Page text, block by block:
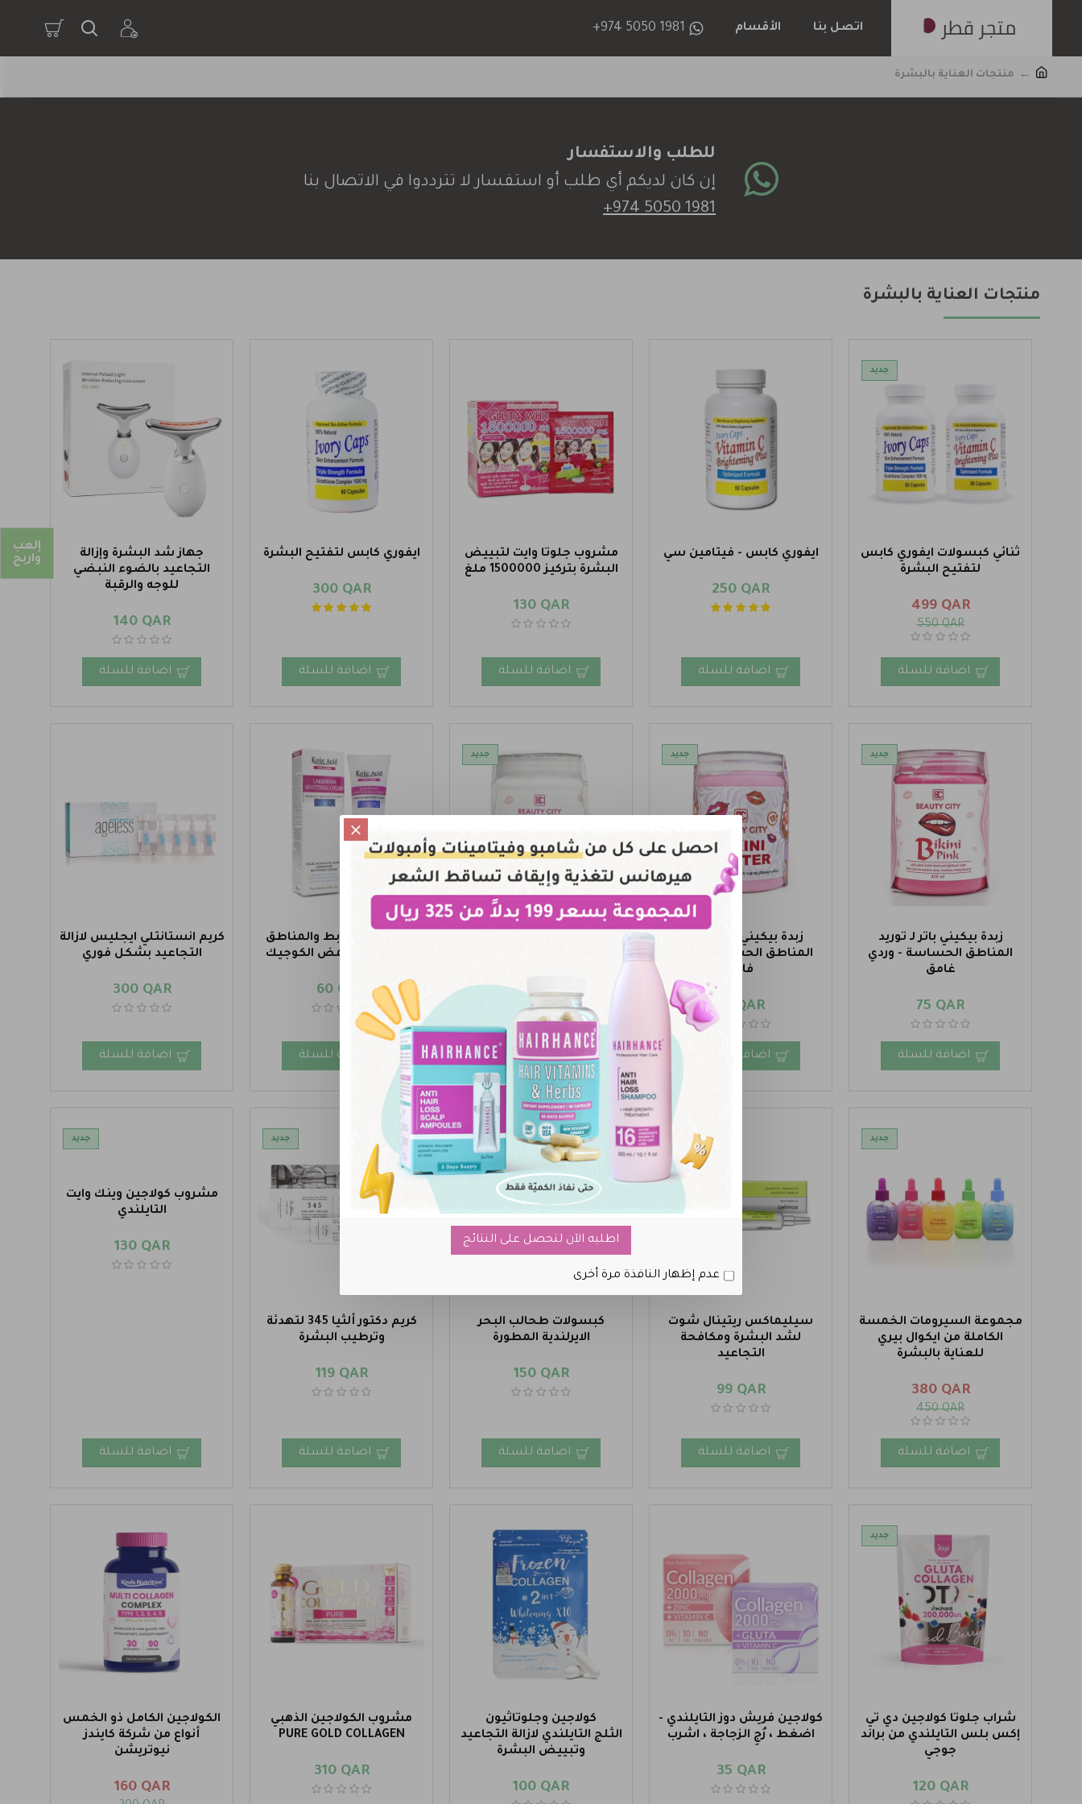
اطلبه الآن لتحصل على النتائج
عدم إظهار النافذة مرة أخرى
اتصل بنا الأقسام +974 5050 1981
منتجات العناية بالبشرة
للطلب والاستفسار
إن كان لديكم أي طلب أو استفسار لا تترددوا في الاتصال بنا
+974 5050 1981
منتجات العناية بالبشرة
جديد
ثنائي كبسولات ايفوري كابس
لتفتيح البشرة
499 QAR
550 QAR
اضافة للسلة
ايفوري كابس - فيتامين سي
250 QAR
اضافة للسلة
مشروب جلوتا وايت لتبييض
البشرة بتركيز 1500000 ملغ
130 QAR
اضافة للسلة
ايفوري كابس لتفتيح البشرة
300 QAR
اضافة للسلة
جهاز شد البشرة وإزالة
التجاعيد بالضوء النبضي
للوجه والرقبة
140 QAR
اضافة للسلة
جديد
زبدة بيكيني باتر لـ توريد
المناطق الحساسة - وردي
غامق
75 QAR
اضافة للسلة
جديد
زبدة بيكيني باتر لـ توريد
المناطق الحساسة - وردي
فاتح
75 QAR
اضافة للسلة
جديد
75 QAR
اضافة للسلة
كريم تفتيح الإبط والمناطق
الحساسة بحمض الكوجيك
60 QAR
اضافة للسلة
كريم انستانتلي ايجليس لازالة
التجاعيد بشكل فوري
300 QAR
اضافة للسلة
جديد
مجموعة السيرومات الخمسة
الكاملة من ايكوال بيري
للعناية بالبشرة
380 QAR
450 QAR
اضافة للسلة
سيليماكس ريتينال شوت
لشد البشرة ومكافحة
التجاعيد
99 QAR
اضافة للسلة
جديد
كبسولات طحالب البحر
الايرلندية المطورة
150 QAR
اضافة للسلة
جديد
كريم دكتور ألثيا 345 لتهدئة
وترطيب البشرة
119 QAR
اضافة للسلة
جديد
مشروب كولاجين وينك وايت
التايلندي
130 QAR
اضافة للسلة
جديد
شراب جلوتا كولاجين دي تي
إكس بلس التايلندي من براند
جوجي
120 QAR
كولاجين فريش دوز التايلندي -
اضغط ، رُجِ الزجاجة ، اشرب
35 QAR
كولاجين وجلوتاثيون
الثلج التايلندي لازالة التجاعيد
وتبييض البشرة
100 QAR
مشروب الكولاجين الذهبي
PURE GOLD COLLAGEN
310 QAR
الكولاجين الكامل ذو الخمس
أنواع من شركة كايندز
نيوتريشن
160 QAR
إلعب
واربح